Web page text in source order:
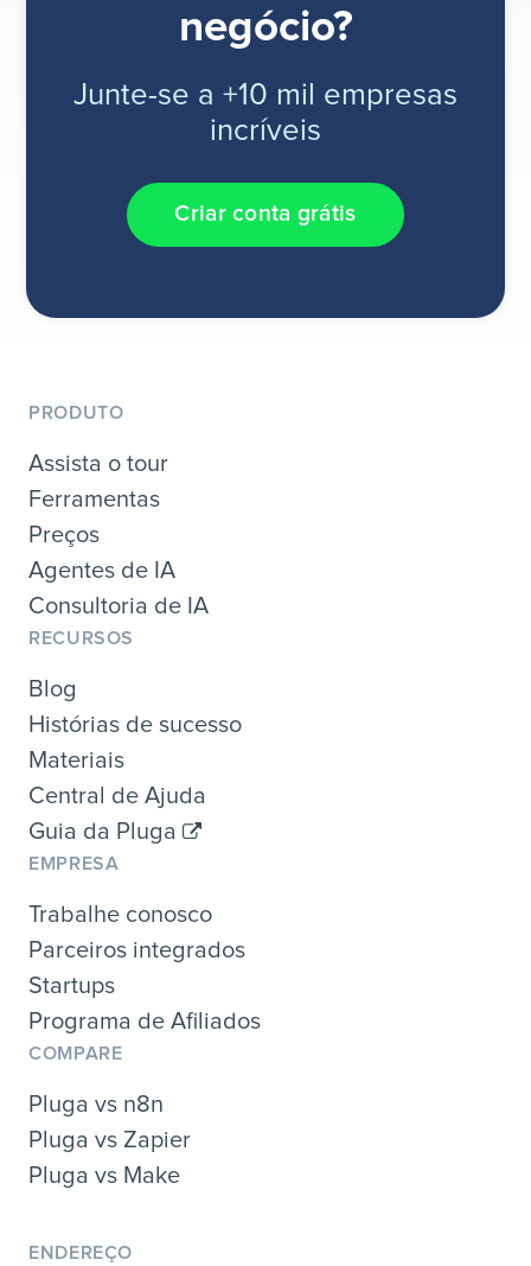
negócio?
Junte-se a +10 mil empresas
incríveis
Criar conta grátis
PRODUTO
Assista o tour
Ferramentas
Preços
Agentes de IA
Consultoria de IA
RECURSOS
Blog
Histórias de sucesso
Materiais
Central de Ajuda
Guia da Pluga
EMPRESA
Trabalhe conosco
Parceiros integrados
Startups
Programa de Afiliados
COMPARE
Pluga vs n8n
Pluga vs Zapier
Pluga vs Make
ENDEREÇO